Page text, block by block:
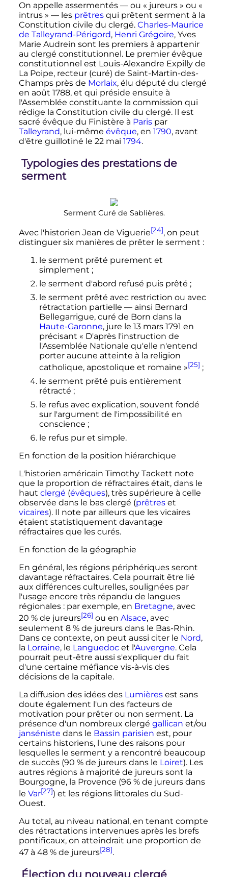
On appelle assermentés — ou « jureurs » ou «
intrus » —les prêtresqui prêtent serment à la
Constitution civile du clergé. Charles-Maurice
de Talleyrand-Périgord, Henri Grégoire, Yves
Marie Audrein sont les premiers à appartenir
au clergé constitutionnel. Le premier évêque
constitutionnel est Louis-Alexandre Expilly de
La Poipe, recteur (curé) de Saint-Martin-des-
Champs près de Morlaix, élu député du clergé
en août 1788, et qui préside ensuite à
l'Assemblée constituante la commission qui
rédige la Constitution civile du clergé. Il est
sacré évêque du Finistère à Parispar
Talleyrand, lui-même évêque, en 1790, avant
d'être guillotiné le 22 mai 1794.
Typologies des prestations de
serment
Serment Curé de Sablières.
Avec l'historien Jean de Viguerie[24], on peut
distinguer six manières de prêter le serment :
le serment prêté purement et
simplement ;
le serment d'abord refusé puis prêté ;
le serment prêté avec restriction ou avec
rétractation partielle — ainsi Bernard
Bellegarrigue, curé de Born dans la
Haute-Garonne, jure le 13 mars 1791 en
précisant « D'après l'instruction de
l'Assemblée Nationale qu'elle n'entend
porter aucune atteinte à la religion
catholique, apostolique et romaine »[25] ;
le serment prêté puis entièrement
rétracté ;
le refus avec explication, souvent fondé
sur l'argument de l'impossibilité en
conscience ;
le refus pur et simple.
En fonction de la position hiérarchique
L'historien américain Timothy Tackett note
que la proportion de réfractaires était, dans le
haut clergé (évêques), très supérieure à celle
observée dans le bas clergé (prêtreset
vicaires). Il note par ailleurs que les vicaires
étaient statistiquement davantage
réfractaires que les curés.
En fonction de la géographie
En général, les régions périphériques seront
davantage réfractaires. Cela pourrait être lié
aux différences culturelles, soulignées par
l'usage encore très répandu de langues
régionales : par exemple, en Bretagne, avec
20 % de jureurs[26] ou en Alsace, avec
seulement 8 % de jureurs dans le Bas-Rhin.
Dans ce contexte, on peut aussi citer le Nord,
la Lorraine, le Languedocet l'Auvergne. Cela
pourrait peut-être aussi s'expliquer du fait
d'une certaine méfiance vis-à-vis des
décisions de la capitale.
La diffusion des idées des Lumièresest sans
doute également l'un des facteurs de
motivation pour prêter ou non serment. La
présence d'un nombreux clergé gallican et/ou
janséniste dans le Bassin parisien est, pour
certains historiens, l'une des raisons pour
lesquelles le serment y a rencontré beaucoup
de succès (90 % de jureurs dans le Loiret). Les
autres régions à majorité de jureurs sont la
Bourgogne, la Provence (96 % de jureurs dans
le Var[27]) et les régions littorales du Sud-
Ouest.
Au total, au niveau national, en tenant compte
des rétractations intervenues après les brefs
pontificaux, on atteindrait une proportion de
47 à 48 % de jureurs[28].
Élection du nouveau clergé